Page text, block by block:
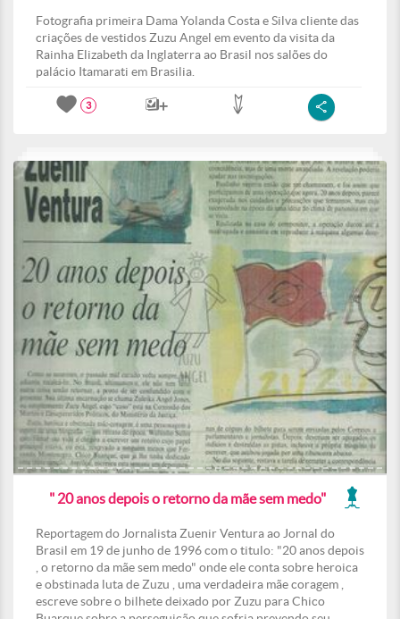
Fotografia primeira Dama Yolanda Costa e Silva cliente das
criações de vestidos Zuzu Angel em evento da visita da
Rainha Elizabeth da Inglaterra ao Brasil nos salões do
palácio Itamarati em Brasilia.
3
" 20 anos depois o retorno da mãe sem medo"
Reportagem do Jornalista Zuenir Ventura ao Jornal do
Brasil em 19 de junho de 1996 com o titulo: "20 anos depois
, o retorno da mãe sem medo" onde ele conta sobre heroica
e obstinada luta de Zuzu , uma verdadeira mãe coragem ,
escreve sobre o bilhete deixado por Zuzu para Chico